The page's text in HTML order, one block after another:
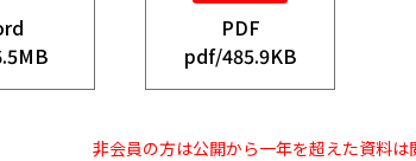
PDF
pdf/485.9KB
非会員の方は公開から一年を超えた資料は